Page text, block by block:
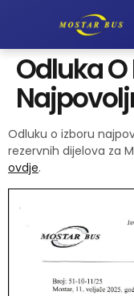
Odluka
Odluku o izboru
rezervnih dijelova za
ovdje.